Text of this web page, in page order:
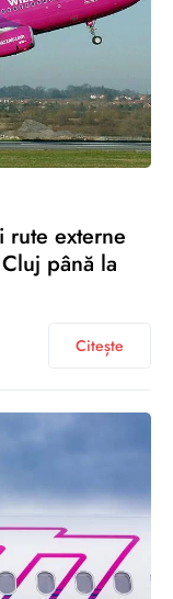
externe
până la
Citește